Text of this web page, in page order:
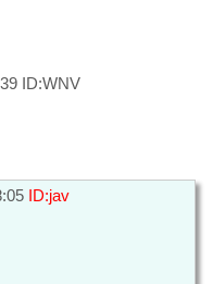
ID:WNV
ID:jav